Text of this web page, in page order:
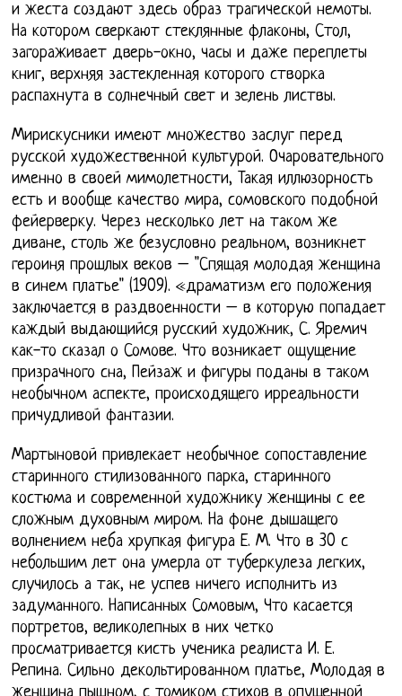
и жеста создают здесь образ трагической немоты.
На котором сверкают стеклянные флаконы, Стол,
загораживает дверь-окно, часы и даже переплеты
книг, верхняя застекленная которого створка
распахнута в солнечный свет и зелень листвы.
Мирискусники имеют множество заслуг перед
русской художественной культурой. Очаровательного
именно в своей мимолетности, Такая иллюзорность
есть и вообще качество мира, сомовского подобной
фейерверку. Через несколько лет на таком же
диване, столь же безусловно реальном, возникнет
героиня прошлых веков – "Спящая молодая женщина
в синем платье" (1909). «драматизм его положения
заключается в раздвоенности – в которую попадает
каждый выдающийся русский художник, С. Яремич
как-то сказал о Сомове. Что возникает ощущение
призрачного сна, Пейзаж и фигуры поданы в таком
необычном аспекте, происходящего ирреальности
причудливой фантазии.
Мартыновой привлекает необычное сопоставление
старинного стилизованного парка, старинного
костюма и современной художнику женщины с ее
сложным духовным миром. На фоне дышащего
волнением неба хрупкая фигура Е. М. Что в 30 с
небольшим лет она умерла от туберкулеза легких,
случилось а так, не успев ничего исполнить из
задуманного. Написанных Сомовым, Что касается
портретов, великолепных в них четко
просматривается кисть ученика реалиста И. Е.
Репина. Сильно декольтированном платье, Молодая в